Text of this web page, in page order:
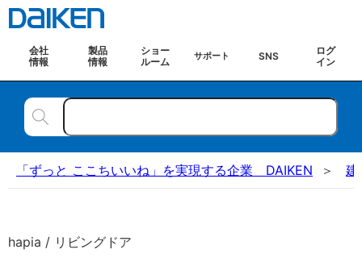
会社
情報
製品
情報
ショー
ルーム
サポート SNS
ログ
イン
「ずっと ここちいいね」を実現する企業 DAIKEN 建
hapia / リビングドア